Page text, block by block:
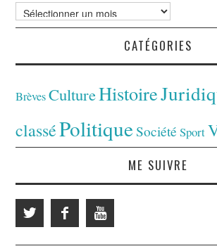
Archives
CATÉGORIES
Brèves CultureHistoire
classéPolitiqueSociété Sport
ME SUIVRE